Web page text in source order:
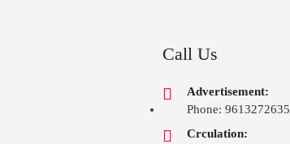
Call Us
Advertisement:
Phone: 9613272635
Crculation: